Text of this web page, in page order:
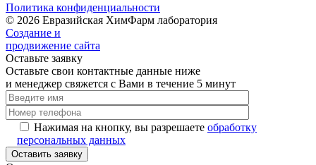
Политика конфиденциальности
© 2026 Евразийская ХимФарм лаборатория
Создание и
продвижение сайта
Оставьте заявку
Оставьте свои контактные данные ниже
и менеджер свяжется с Вами в течение 5 минут
Нажимая на кнопку, вы разрешаете обработку
персональных данных